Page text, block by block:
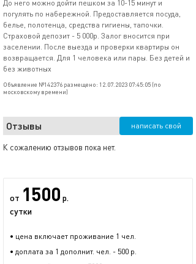
До него можно дойти пешком за 10-15 минут и
погулять по набережной. Предоставляется посуда,
белье, полотенца, средства гигиены, тапочки.
Страховой депозит - 5 000р. Залог вносится при
заселении. После выезда и проверки квартиры он
возвращается. Для 1 человека или пары. Без детей и
без животных
Объявление №142376 размещено: 12.07.2023 07:45:05 (по
московскому времени)
Отзывы написать свой
К сожалению отзывов пока нет.
от 1500 р.
сутки
• цена включает проживание 1 чел.
• доплата за 1 дополнит. чел. - 500 р.